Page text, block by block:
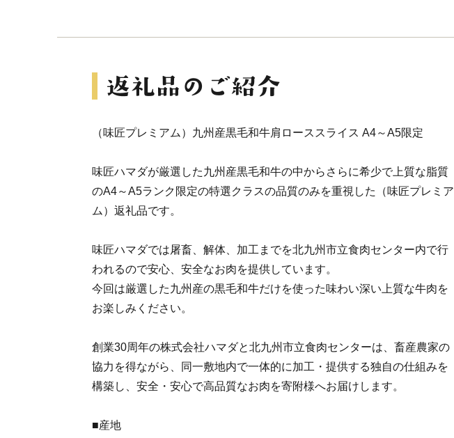
（味匠プレミアム）九州産黒毛和牛肩ローススライス A4～A5限定
味匠ハマダが厳選した九州産黒毛和牛の中からさらに希少で上質な脂質
のA4～A5ランク限定の特選クラスの品質のみを重視した（味匠プレミア
ム）返礼品です。
味匠ハマダでは屠畜、解体、加工までを北九州市立食肉センター内で行
われるので安心、安全なお肉を提供しています。
今回は厳選した九州産の黒毛和牛だけを使った味わい深い上質な牛肉を
お楽しみください。
創業30周年の株式会社ハマダと北九州市立食肉センターは、畜産農家の
協力を得ながら、同一敷地内で一体的に加工・提供する独自の仕組みを
構築し、安全・安心で高品質なお肉を寄附様へお届けします。
■産地